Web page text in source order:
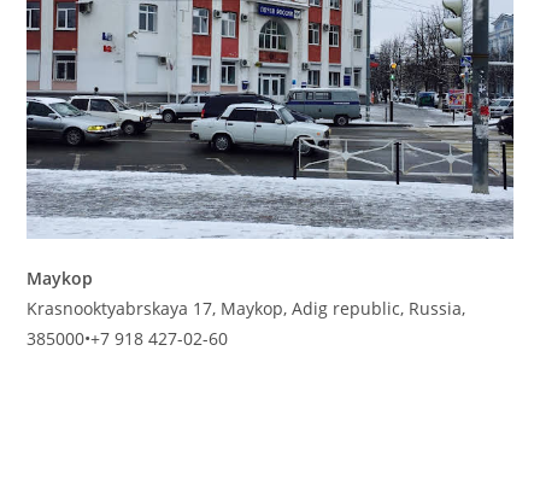
Maykop
Krasnooktyabrskaya 17, Maykop, Adig republic, Russia,
385000•+7 918 427-02-60